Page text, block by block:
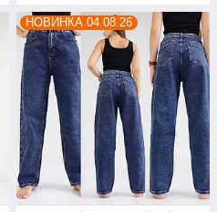
НОВИНКА 04.08.26